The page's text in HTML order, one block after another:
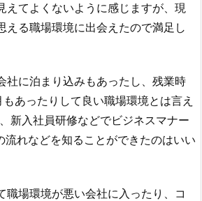
えてよくないように感じますが、現
える職場環境に出会えたので満足し
社に泊まり込みもあったし、残業時
あったりして良い職場環境とは言え
新入社員研修などでビジネスマナー
流れなどを知ることができたのはいい
職場環境が悪い会社に入ったり、コ